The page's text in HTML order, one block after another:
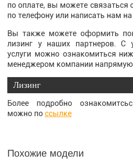
по оплате, вы можете
по телефону или написать нам на
Вы также можете оформить
лизинг у наших партнеров. С
услуги можно ознакомиться
менеджером компании
Лизинг
Более подробно
можно по ссылке
Похожие модели